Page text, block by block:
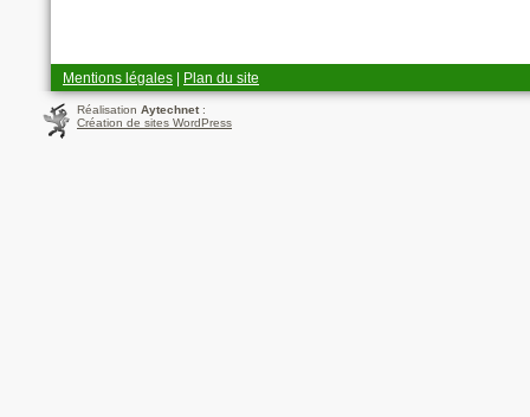
Mentions légales | Plan du site
Réalisation Aytechnet:
Création de sites WordPress